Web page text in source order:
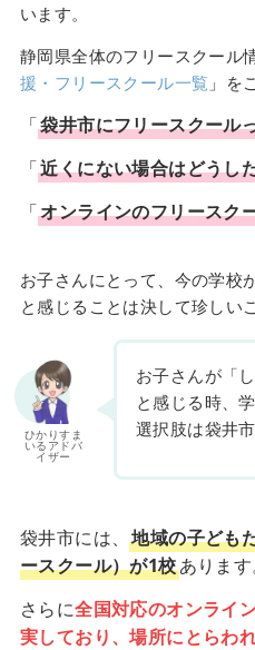
います。
静岡県全体のフリースクール
援・フリースクール一覧 」を
「袋井市にフリースクール
「近くにない場合はどうし
「オンラインのフリースク
お子さんにとって、今の学校
と感じることは決して珍しい
ひかりすま
いるアドバ
イザー
お子さんが「
と感じる時、
選択肢は袋井
袋井市には、地域の子ども
ースクール）が1校あります
さらに全国対応のオンライ
実しており、場所にとらわ